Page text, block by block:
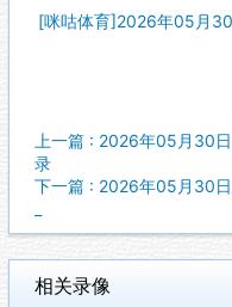
[咪咕体育]2026年05月30
上一篇 : 2026年05月30
录
下一篇 : 2026年05月30
相关录像